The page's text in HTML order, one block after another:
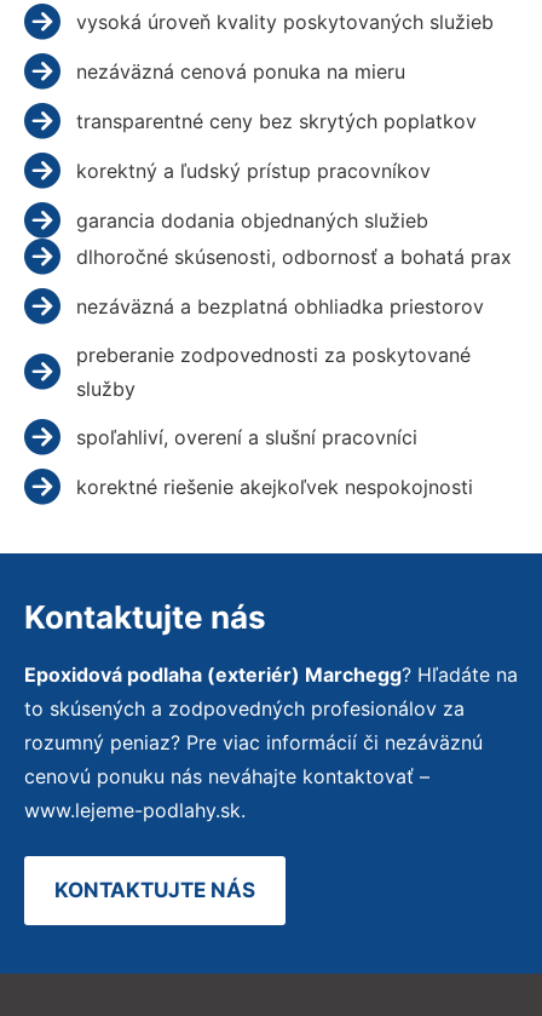
vysoká úroveň kvality poskytovaných služieb
nezáväzná cenová ponuka na mieru
transparentné ceny bez skrytých poplatkov
korektný a ľudský prístup pracovníkov
garancia dodania objednaných služieb
dlhoročné skúsenosti, odbornosť a bohatá prax
nezáväzná a bezplatná obhliadka priestorov
preberanie zodpovednosti za poskytované
služby
spoľahliví, overení a slušní pracovníci
korektné riešenie akejkoľvek nespokojnosti
Kontaktujte nás
Epoxidová podlaha (exteriér) Marchegg? Hľadáte na
to skúsených a zodpovedných profesionálov za
rozumný peniaz? Pre viac informácií či nezáväznú
cenovú ponuku nás neváhajte kontaktovať –
www.lejeme-podlahy.sk.
KONTAKTUJTE NÁS